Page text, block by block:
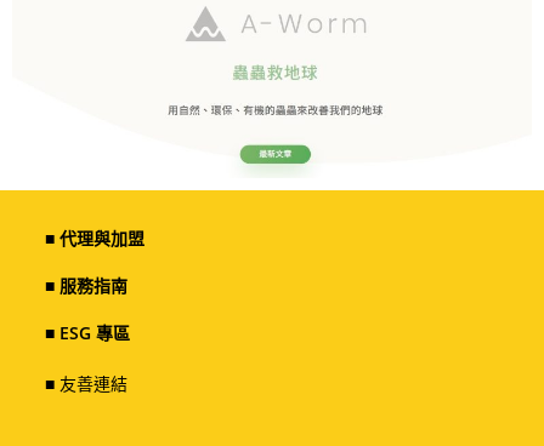
■ 代理與加盟
■ 服務指南
■ ESG 專區
■ 友善連結